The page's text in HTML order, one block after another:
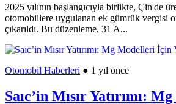
2025 yılının başlangıcıyla birlikte, Çin'de
otomobillere uygulanan ek gümrük vergisi
çıkarıldı. Bu düzenleme, 31 A...
Otomobil Haberleri ● 1 yıl önce
Saıc’in Mısır Yatırımı: